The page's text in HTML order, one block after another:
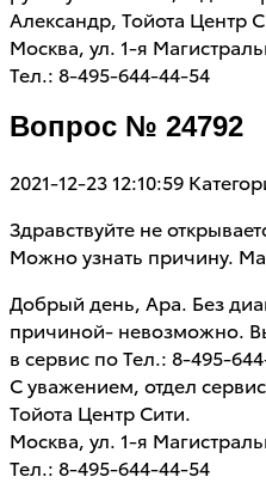
Александр, Тойота Центр
Москва, ул. 1-я
Тел.: 8-495-644-44-54
Вопрос № 24792
2021-12-23 12:10:59
Здравствуйте не
Можно узнать причину.
Добрый день, Ара. Без
причиной- невозможно.
в сервис по Тел.: 8-495-
С уважением, отдел
Тойота Центр Сити.
Москва, ул. 1-я
Тел.: 8-495-644-44-54